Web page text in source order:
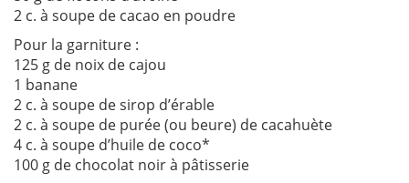
2 c. à soupe de cacao en poudre
Pour la garniture :
125 g de noix de cajou
1 banane
2 c. à soupe de sirop d’érable
2 c. à soupe de purée (ou beure) de cacahuète
4 c. à soupe d’huile de coco*
100 g de chocolat noir à pâtisserie